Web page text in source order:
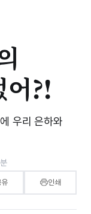
?!
우리 은하와
인쇄